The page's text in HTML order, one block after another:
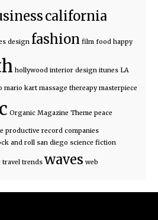
california
design fashion film food happy
hollywood interior design itunes LA
mario kart massage thereapy masterpiece
Organic Magazine Theme peace
productive record companies
and roll san diego science fiction
travel trends waves web